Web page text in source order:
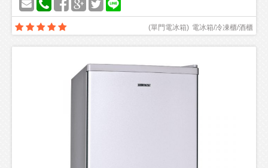
電冰箱/冷凍櫃/酒櫃
(單門電冰箱)